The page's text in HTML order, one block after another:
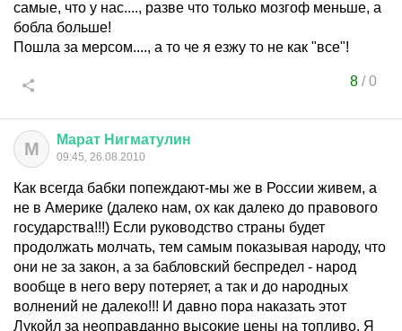
самые, что у нас...., разве что только мозгоф меньше, а
бобла больше!
Пошла за мерсом...., а то че я езжу то не как "все"!
8/0
М Марат Нигматулин
09:45, 26.08.2010
Как всегда бабки попеждают-мы же в России живем, а
не в Америке (далеко нам, ох как далеко до правового
государства!!!) Если руководство страны будет
продолжать молчать, тем самым показывая народу, что
они не за закон, а за бабловский беспредел - народ
вообще в него веру потеряет, а так и до народных
волнений не далеко!!! И давно пора наказать этот
Лукойл за неоправданно высокие цены на топливо. Я